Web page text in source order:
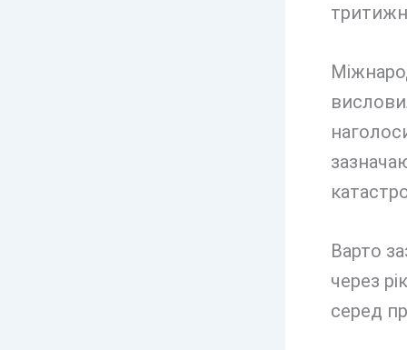
Варто
через
серед